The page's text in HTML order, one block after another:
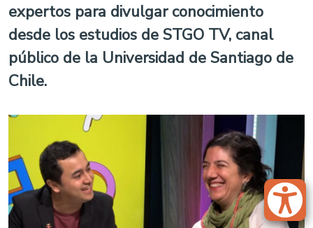
expertos para divulgar conocimiento
desde los estudios de STGO TV, canal
público de la Universidad de Santiago de
Chile.